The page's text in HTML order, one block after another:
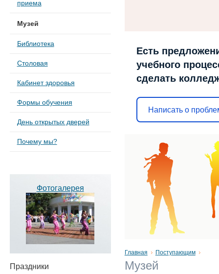
приема
Музей
Библиотека
Столовая
Кабинет здоровья
Формы обучения
День открытых дверей
Почему мы?
Фотогалерея
Праздники
Есть
учебного
сделать
Написать о
Главная Поступающим
Музей